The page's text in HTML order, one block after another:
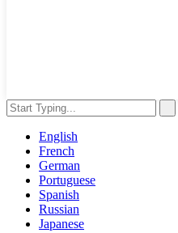
English
French
German
Portuguese
Spanish
Russian
Japanese